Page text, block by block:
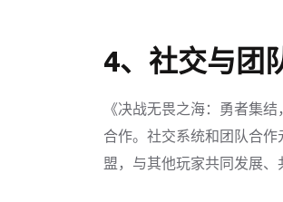
4、社交与团
《决战无畏之海：勇者集
合作。社交系统和团队合
盟，与其他玩家共同发展、